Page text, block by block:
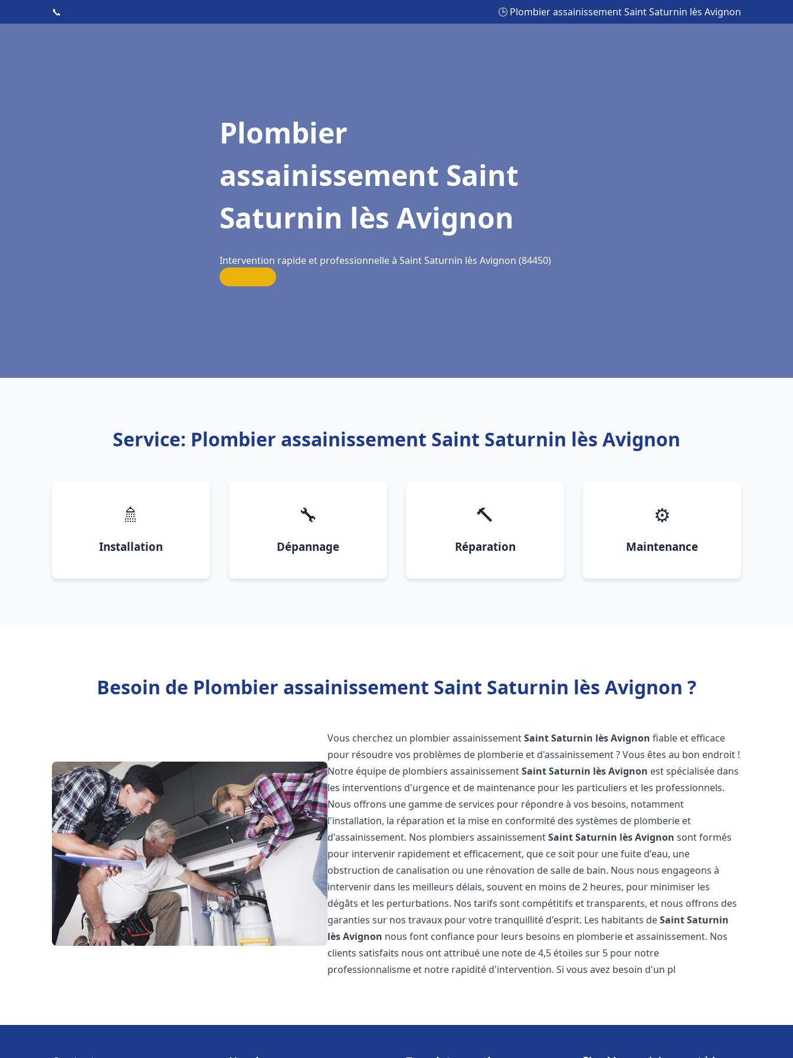
📞 🕒 Plombier assainissement Saint Saturnin lès Avignon
Plombier
assainissement Saint
Saturnin lès Avignon
Intervention rapide et professionnelle à Saint Saturnin lès Avignon (84450)
Service: Plombier assainissement Saint Saturnin lès Avignon
🚿
Installation
🔧
Dépannage
🔨
Réparation
⚙️
Maintenance
Besoin de Plombier assainissement Saint Saturnin lès Avignon ?
Vous cherchez un plombier assainissementSaint Saturnin lès Avignon fiable et efficace
pour résoudre vos problèmes de plomberie et d'assainissement ? Vous êtes au bon endroit !
Notre équipe de plombiers assainissementSaint Saturnin lès Avignon est spécialisée dans
les interventions d'urgence et de maintenance pour les particuliers et les professionnels.
Nous offrons une gamme de services pour répondre à vos besoins, notamment
l'installation, la réparation et la mise en conformité des systèmes de plomberie et
d'assainissement. Nos plombiers assainissementSaint Saturnin lès Avignon sont formés
pour intervenir rapidement et efficacement, que ce soit pour une fuite d'eau, une
obstruction de canalisation ou une rénovation de salle de bain. Nous nous engageons à
intervenir dans les meilleurs délais, souvent en moins de 2 heures, pour minimiser les
dégâts et les perturbations. Nos tarifs sont compétitifs et transparents, et nous offrons des
garanties sur nos travaux pour votre tranquillité d'esprit. Les habitants deSaint Saturnin
lès Avignon nous font confiance pour leurs besoins en plomberie et assainissement. Nos
clients satisfaits nous ont attribué une note de 4,5 étoiles sur 5 pour notre
professionnalisme et notre rapidité d'intervention. Si vous avez besoin d'un pl